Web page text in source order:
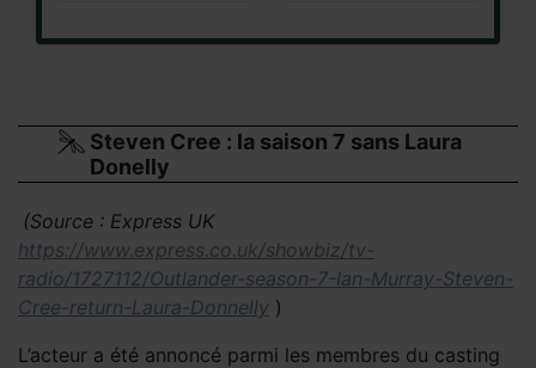
Steven Cree : la saison 7 sans Laura
Donelly
(Source : Express UK
https://www.express.co.uk/showbiz/tv-
radio/1727112/Outlander-season-7-Ian-Murray-Steven-
Cree-return-Laura-Donnelly )
L’acteur a été annoncé parmi les membres du casting